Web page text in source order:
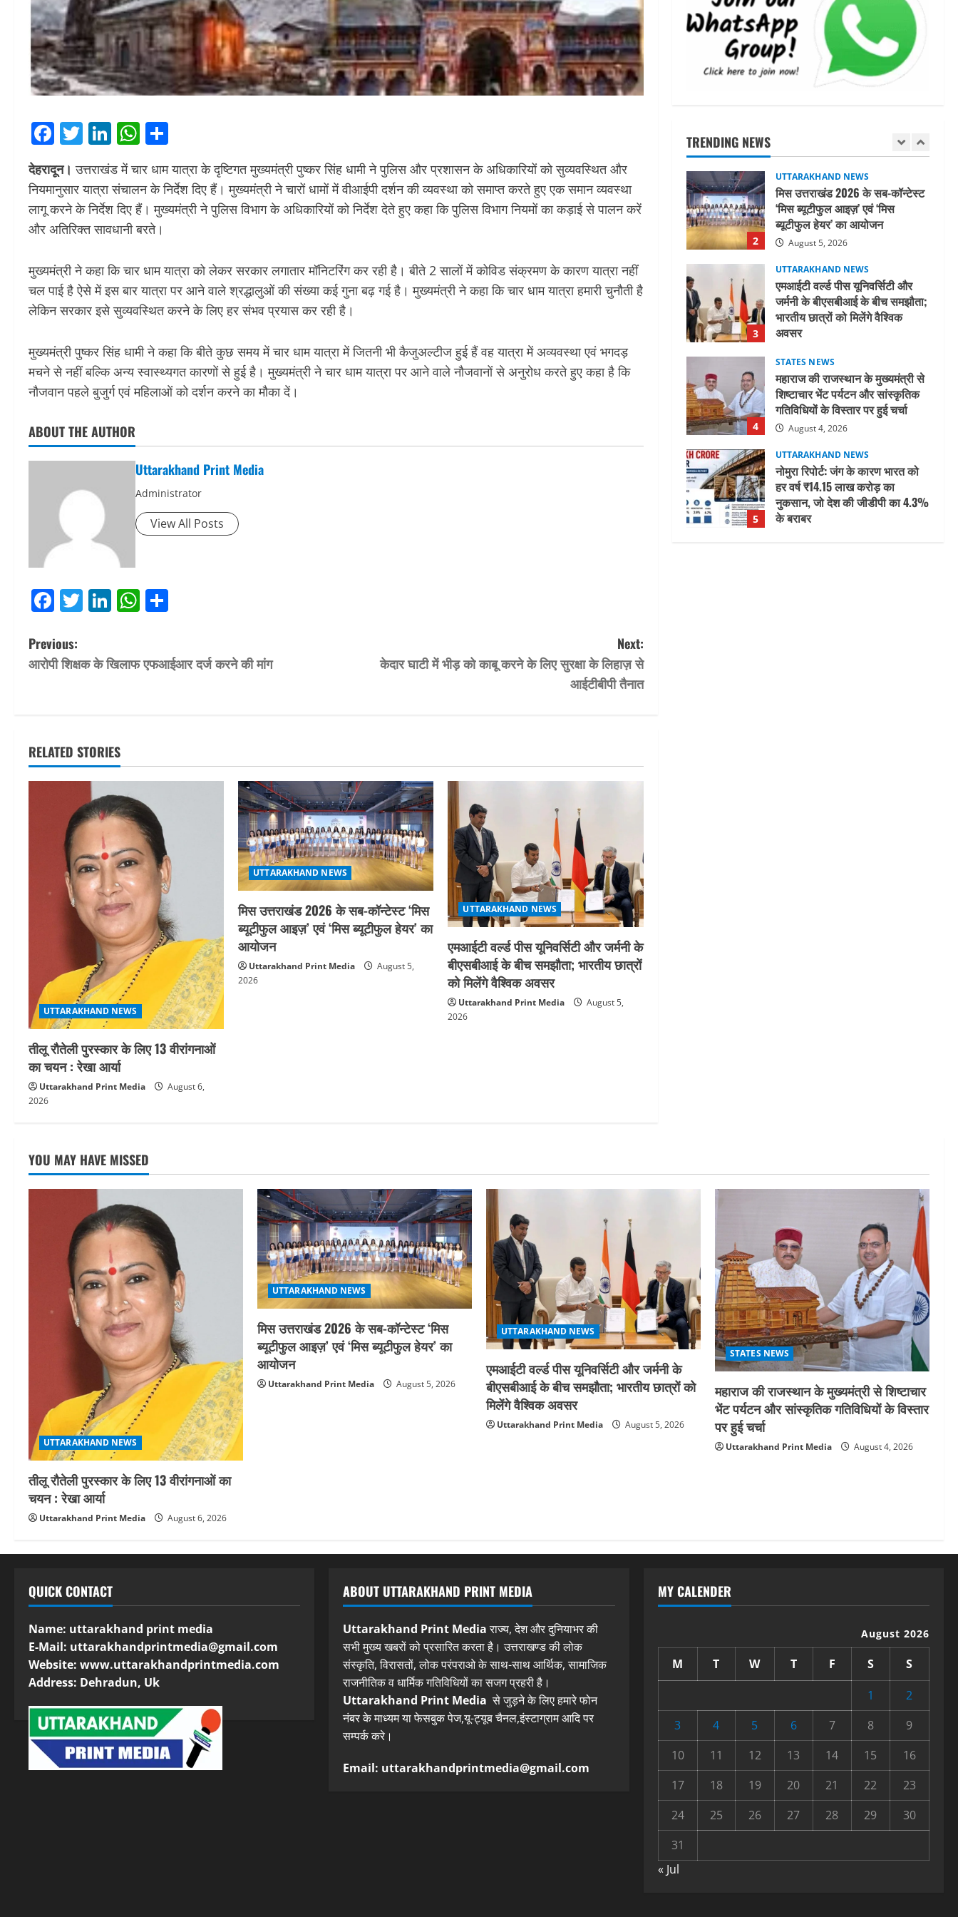
Facebook
Twitter
LinkedIn
WhatsApp
देहरादून। उत्तराखंड में चार धाम यात्रा के दृष्टिगत मुख्यमंत्री पुष्कर सिंह धामी ने पुलिस और प्रशासन के अधिकारियों को सुव्यवस्थित और
नियमानुसार यात्रा संचालन के निर्देश दिए हैं। मुख्यमंत्री ने चारों धामों में वीआईपी दर्शन की व्यवस्था को समाप्त करते हुए एक समान व्यवस्था
लागू करने के निर्देश दिए हैं। मुख्यमंत्री ने पुलिस विभाग के अधिकारियों को निर्देश देते हुए कहा कि पुलिस विभाग नियमों का कड़ाई से पालन करें
और अतिरिक्त सावधानी बरते।
मुख्यमंत्री ने कहा कि चार धाम यात्रा को लेकर सरकार लगातार मॉनिटरिंग कर रही है। बीते 2 सालों में कोविड संक्रमण के कारण यात्रा नहीं
चल पाई है ऐसे में इस बार यात्रा पर आने वाले श्रद्धालुओं की संख्या कई गुना बढ़ गई है। मुख्यमंत्री ने कहा कि चार धाम यात्रा हमारी चुनौती है
लेकिन सरकार इसे सुव्यवस्थित करने के लिए हर संभव प्रयास कर रही है।
मुख्यमंत्री पुष्कर सिंह धामी ने कहा कि बीते कुछ समय में चार धाम यात्रा में जितनी भी कैजुअल्टीज हुई हैं वह यात्रा में अव्यवस्था एवं भगदड़
मचने से नहीं बल्कि अन्य स्वास्थ्यगत कारणों से हुई है। मुख्यमंत्री ने चार धाम यात्रा पर आने वाले नौजवानों से अनुरोध करते हुए कहा है कि
नौजवान पहले बुजुर्ग एवं महिलाओं को दर्शन करने का मौका दें।
ABOUT THE AUTHOR
Uttarakhand Print Media
Administrator
View All Posts
Facebook
Twitter
LinkedIn
WhatsApp
P
o
n
o
n
Previous:
आरोपी शिक्षक के खिलाफ एफआईआर दर्ज करने की मांग
Next:
केदार घाटी में भीड़ को काबू करने के लिए सुरक्षा के लिहाज़ से
आईटीबीपी तैनात
RELATED STORIES
UTTARAKHAND NEWS
तीलू रौतेली पुरस्कार के लिए 13 वीरांगनाओं
का चयन : रेखा आर्या
Uttarakhand Print Media
August 6,
2026
UTTARAKHAND NEWS
मिस उत्तराखंड 2026 के सब-कॉन्टेस्ट ‘मिस
ब्यूटीफुल आइज़’ एवं ‘मिस ब्यूटीफुल हेयर’ का
आयोजन
Uttarakhand Print Media
August 5,
2026
UTTARAKHAND NEWS
एमआईटी वर्ल्ड पीस यूनिवर्सिटी और जर्मनी के
बीएसबीआई के बीच समझौता; भारतीय छात्रों
को मिलेंगे वैश्विक अवसर
Uttarakhand Print Media
August 5,
2026
TRENDING NEWS
5
नोमुरा रिपोर्ट: जंग के कारण भारत को
हर वर्ष ₹14.15 लाख करोड़ का
नुकसान, जो देश की जीडीपी का 4.3%
के बराबर
August 3, 2026
1
2
UTTARAKHAND NEWS
मिस उत्तराखंड 2026 के सब-कॉन्टेस्ट
‘मिस ब्यूटीफुल आइज़’ एवं ‘मिस
ब्यूटीफुल हेयर’ का आयोजन
August 5, 2026
3
UTTARAKHAND NEWS
एमआईटी वर्ल्ड पीस यूनिवर्सिटी और
जर्मनी के बीएसबीआई के बीच समझौता;
भारतीय छात्रों को मिलेंगे वैश्विक
अवसर
4
STATES NEWS
महाराज की राजस्थान के मुख्यमंत्री से
शिष्टाचार भेंट पर्यटन और सांस्कृतिक
गतिविधियों के विस्तार पर हुई चर्चा
August 4, 2026
5
UTTARAKHAND NEWS
नोमुरा रिपोर्ट: जंग के कारण भारत को
हर वर्ष ₹14.15 लाख करोड़ का
नुकसान, जो देश की जीडीपी का 4.3%
के बराबर
YOU MAY HAVE MISSED
UTTARAKHAND NEWS
तीलू रौतेली पुरस्कार के लिए 13 वीरांगनाओं का
चयन : रेखा आर्या
Uttarakhand Print Media August 6, 2026
UTTARAKHAND NEWS
मिस उत्तराखंड 2026 के सब-कॉन्टेस्ट ‘मिस
ब्यूटीफुल आइज़’ एवं ‘मिस ब्यूटीफुल हेयर’ का
आयोजन
Uttarakhand Print Media August 5, 2026
UTTARAKHAND NEWS
एमआईटी वर्ल्ड पीस यूनिवर्सिटी और जर्मनी के
बीएसबीआई के बीच समझौता; भारतीय छात्रों को
मिलेंगे वैश्विक अवसर
Uttarakhand Print Media August 5, 2026
STATES NEWS
महाराज की राजस्थान के मुख्यमंत्री से शिष्टाचार
भेंट पर्यटन और सांस्कृतिक गतिविधियों के विस्तार
पर हुई चर्चा
Uttarakhand Print Media August 4, 2026
QUICK CONTACT
Name: uttarakhand print media
E-Mail: uttarakhandprintmedia@gmail.com
Website: www.uttarakhandprintmedia.com
Address: Dehradun, Uk
ABOUT UTTARAKHAND PRINT MEDIA
Uttarakhand Print Mediaराज्य, देश और दुनियाभर की
सभी मुख्य खबरों को प्रसारित करता है। उत्तराखण्ड की लोक
संस्कृति, विरासतों, लोक परंपराओ के साथ-साथ आर्थिक, सामाजिक
राजनीतिक व धार्मिक गतिविधियों का सजग प्रहरी है।
Uttarakhand Print Media से जुड़ने के लिए हमारे फोन
नंबर के माध्यम या फेसबुक पेज,यू-ट्यूब चैनल,इंस्टाग्राम आदि पर
सम्पर्क करे।
Email: uttarakhandprintmedia@gmail.com
MY CALENDER
August 2026
M T W T F S
S
1
2
3
4 5 6 7 8
9
10
11 12 13 14 15
16
17
18 19 20 21 22
23
24
25 26 27 28 29
30
31
« Jul